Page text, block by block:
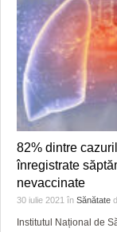
82% dintre
înregistrate
nevaccinate
30 iulie 2021 în Sănătate
Institutul Național de